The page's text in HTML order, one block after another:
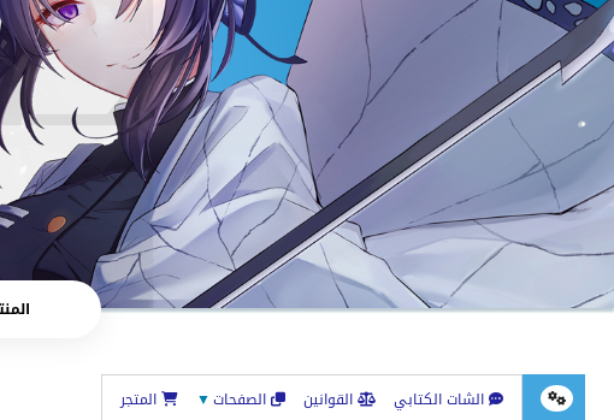
الشات الكتابي القوانين الصفحات▼ المتجر